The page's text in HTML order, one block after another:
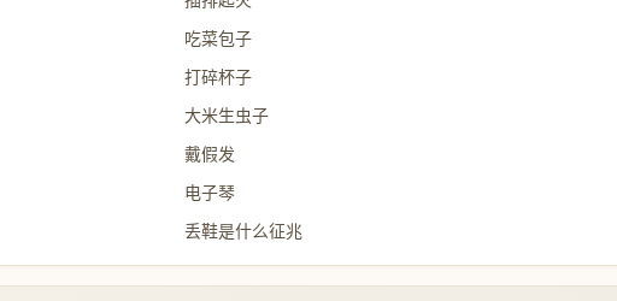
吃菜包子
打碎杯子
大米生虫子
戴假发
电子琴
丢鞋是什么征兆